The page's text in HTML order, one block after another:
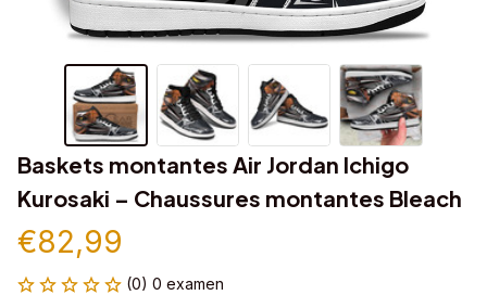
Baskets montantes Air Jordan Ichigo
Kurosaki – Chaussures montantes Bleach
€82,99
(0) 0 examen